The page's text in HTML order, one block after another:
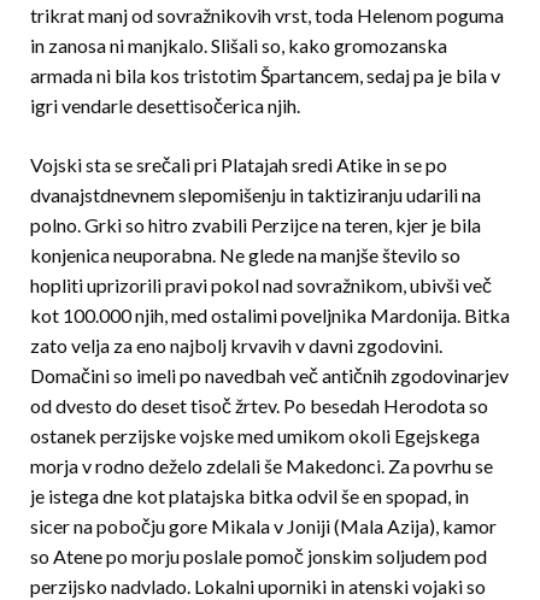
trikrat manj od sovražnikovih vrst, toda Helenom poguma
in zanosa ni manjkalo. Slišali so, kako gromozanska
armada ni bila kos tristotim Špartancem, sedaj pa je bila v
igri vendarle desettisočerica njih.
Vojski sta se srečali pri Platajah sredi Atike in se po
dvanajstdnevnem slepomišenju in taktiziranju udarili na
polno. Grki so hitro zvabili Perzijce na teren, kjer je bila
konjenica neuporabna. Ne glede na manjše število so
hopliti uprizorili pravi pokol nad sovražnikom, ubivši več
kot 100.000 njih, med ostalimi poveljnika Mardonija. Bitka
zato velja za eno najbolj krvavih v davni zgodovini.
Domačini so imeli po navedbah več antičnih zgodovinarjev
od dvesto do deset tisoč žrtev. Po besedah Herodota so
ostanek perzijske vojske med umikom okoli Egejskega
morja v rodno deželo zdelali še Makedonci. Za povrhu se
je istega dne kot platajska bitka odvil še en spopad, in
sicer na pobočju gore Mikala v Joniji (Mala Azija), kamor
so Atene po morju poslale pomoč jonskim soljudem pod
perzijsko nadvlado. Lokalni uporniki in atenski vojaki so